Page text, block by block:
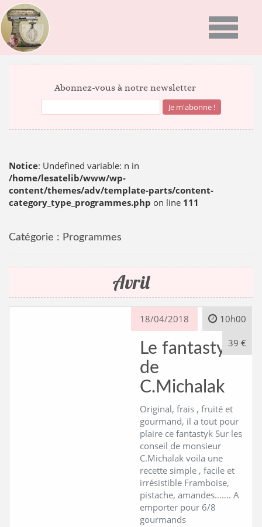
Toggle
PRÉSENTATION
PROGRAMMES
GALERIE PHOTO
RECETTES
Abonnez-vous à notre newsletter
Notice: Undefined variable: n in
/home/lesatelib/www/wp-
content/themes/adv/template-parts/content-
category_type_programmes.php on line 111
Catégorie : Programmes
Avril
18/04/2018 10h00
39 €
Le fantastyk
de
C.Michalak
Original, frais , fruité et
gourmand, il a tout pour
plaire ce fantastyk Sur les
conseil de monsieur
C.Michalak voila une
recette simple , facile et
irrésistible Framboise,
pistache, amandes……. A
emporter pour 6/8
gourmands